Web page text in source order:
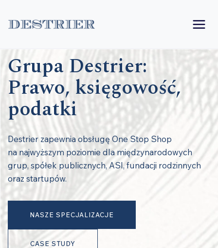
do
Grupa Destrier:
Prawo, księgowość,
podatki
Destrier zapewnia obsługę One Stop Shop
na najwyższym poziomie dla międzynarodowych
grup, spółek publicznych, ASI, fundacji rodzinnych
oraz startupów.
NASZE SPECJALIZACJE
CASE STUDY